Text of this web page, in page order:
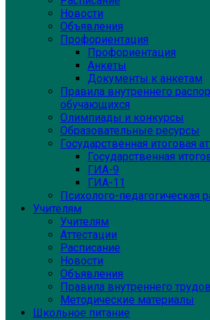
Новости
Объявления
Профориентация
Профориентация
Анкеты
Документы к анкетам
Правила внутреннего
обучающихся
Олимпиады и конкурсы
Образовательные ресурсы
Государственная итоговая
Государственная
ГИА-9
ГИА-11
Психолого-педагогическая
Учителям
Учителям
Аттестации
Расписание
Новости
Объявления
Правила внутреннего
Методические материалы
Школьное питание